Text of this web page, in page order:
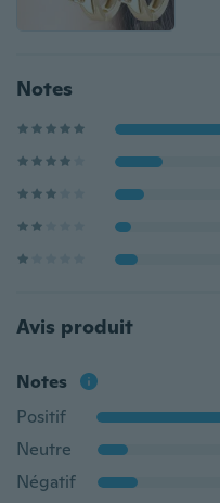
Notes
Avis produit
Notes
Positif
Neutre
Négatif